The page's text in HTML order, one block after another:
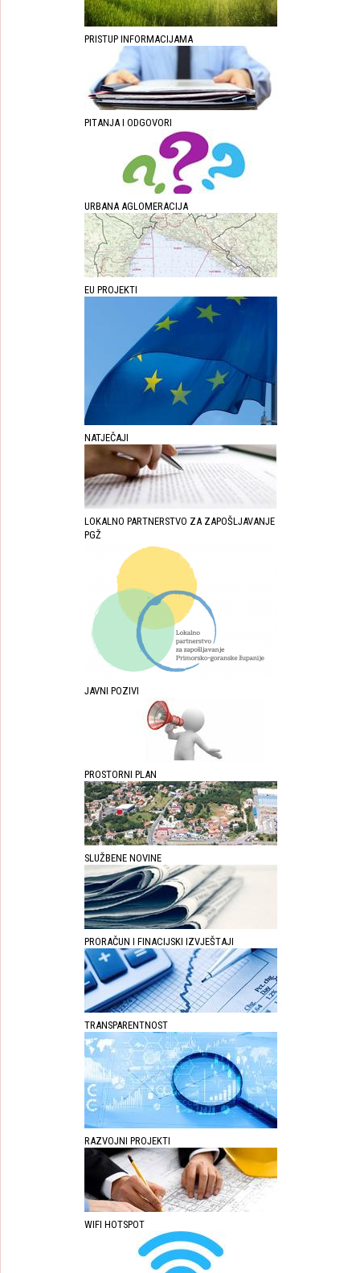
PRISTUP INFORMACIJAMA
PITANJA I ODGOVORI
URBANA AGLOMERACIJA
EU PROJEKTI
NATJEČAJI
LOKALNO PARTNERSTVO ZA ZAPOŠLJAVANJE
PGŽ
JAVNI POZIVI
PROSTORNI PLAN
SLUŽBENE NOVINE
PRORAČUN I FINACIJSKI IZVJEŠTAJI
TRANSPARENTNOST
RAZVOJNI PROJEKTI
WIFI HOTSPOT